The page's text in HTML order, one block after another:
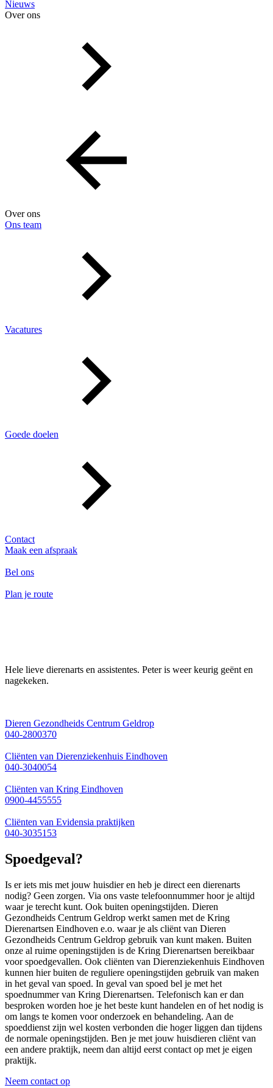
Nieuws
Over ons
Over ons
Ons team
Vacatures
Goede doelen
Contact
Maak een afspraak
Bel ons
Plan je route
Hele lieve dierenarts en assistentes. Peter is weer keurig geënt en
nagekeken.
Dieren Gezondheids Centrum Geldrop
040-2800370
Cliënten van Dierenziekenhuis Eindhoven
040-3040054
Cliënten van Kring Eindhoven
0900-4455555
Cliënten van Evidensia praktijken
040-3035153
Spoedgeval?
Is er iets mis met jouw huisdier en heb je direct een dierenarts
nodig? Geen zorgen. Via ons vaste telefoonnummer hoor je altijd
waar je terecht kunt. Ook buiten openingstijden. Dieren
Gezondheids Centrum Geldrop werkt samen met de Kring
Dierenartsen Eindhoven e.o. waar je als cliënt van Dieren
Gezondheids Centrum Geldrop gebruik van kunt maken. Buiten
onze al ruime openingstijden is de Kring Dierenartsen bereikbaar
voor spoedgevallen. Ook cliënten van Dierenziekenhuis Eindhoven
kunnen hier buiten de reguliere openingstijden gebruik van maken
in het geval van spoed. In geval van spoed bel je met het
spoednummer van Kring Dierenartsen. Telefonisch kan er dan
besproken worden hoe je het beste kunt handelen en of het nodig is
om langs te komen voor onderzoek en behandeling. Aan de
spoeddienst zijn wel kosten verbonden die hoger liggen dan tijdens
de normale openingstijden. Ben je met jouw huisdieren cliënt van
een andere praktijk, neem dan altijd eerst contact op met je eigen
praktijk.
Neem contact op